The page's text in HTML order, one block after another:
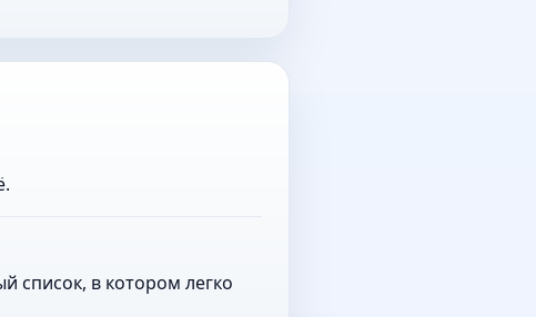
список, в котором легко